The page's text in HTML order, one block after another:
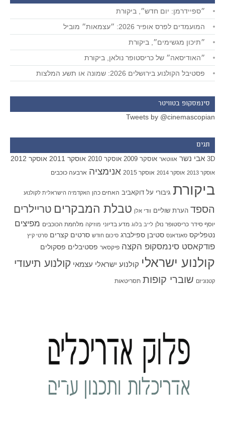
״ספיידרמן: יום חדש״, ביקורת
המועמדים לפרס אופיר 2026: ״עצמאות״ מוביל
״תיכון מגשימים״, ביקורת
״האודיסאה״ של כריסטופר נולאן, ביקורת
פסטיבל הקולנוע בירושלים 2026: שמונה או תשע המלצות
סינמסקופ בטוויטר
Tweets by @cinemascopian
תגים
3D אבי נשר אווטאר אוסקר 2009 אוסקר 2010 אוסקר 2011 אוסקר 2012
אוסקר 2013 אוסקר 2014 אוסקר 2015 אנימציה ארבעה כוכבים
ביקורת גיבורי על דוקאביב האחים כהן האקדמיה הישראלית לקולנוע
הספד הערת שוליים וודי אלן טבלת המבקרים טריילרים
יוסף סידר כריסטופר נולן לייב בלוג מדע בדיוני מוזיקה מלחמת הכוכבים מפיצים
נטפליקס סאנדאנס סטיבן ספילברג סיכום חודש סרטים קצרים סרטי קיץ
פודקאסט סינמסקופ הקצה פיקסאר פסטיבלים פסקולים
קולנוע ישראלי קולנוע ישראלי עצמאי קולנוע תיעודי
קטנוניזם שוברי קופות תסריטאות